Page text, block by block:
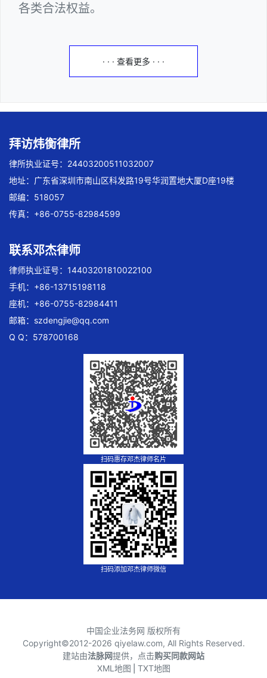
各类合法权益。
· · · 查看更多 · · ·
拜访炜衡律所
律所执业证号：24403200511032007
地址：广东省深圳市南山区科发路19号华润置地大厦D座19楼
邮编：518057
传真：+86-0755-82984599
联系邓杰律师
律师执业证号：14403201810022100
手机：+86-13715198118
座机：+86-0755-82984411
邮箱： szdengjie@qq.com
Q Q：578700168
扫码惠存邓杰律师名片
扫码添加邓杰律师微信
中国企业法务网 版权所有
Copyright©2012-2026 qiyelaw.com, All Rights Reserved.
建站由法脉网提供，点击购买同款网站
XML地图 TXT地图